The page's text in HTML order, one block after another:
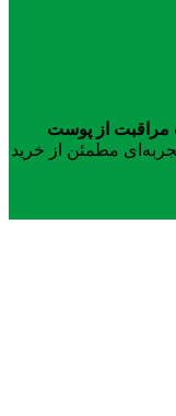
مراقبت از پوست
مطمئن از خرید